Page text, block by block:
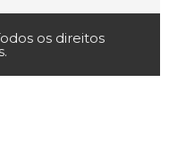
os direitos